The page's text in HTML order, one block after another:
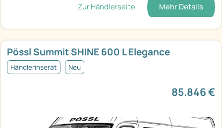
Zur Händlerseite Mehr Details
Pössl Summit SHINE 600 L Elegance
Händlerinserat Neu
85.846 €